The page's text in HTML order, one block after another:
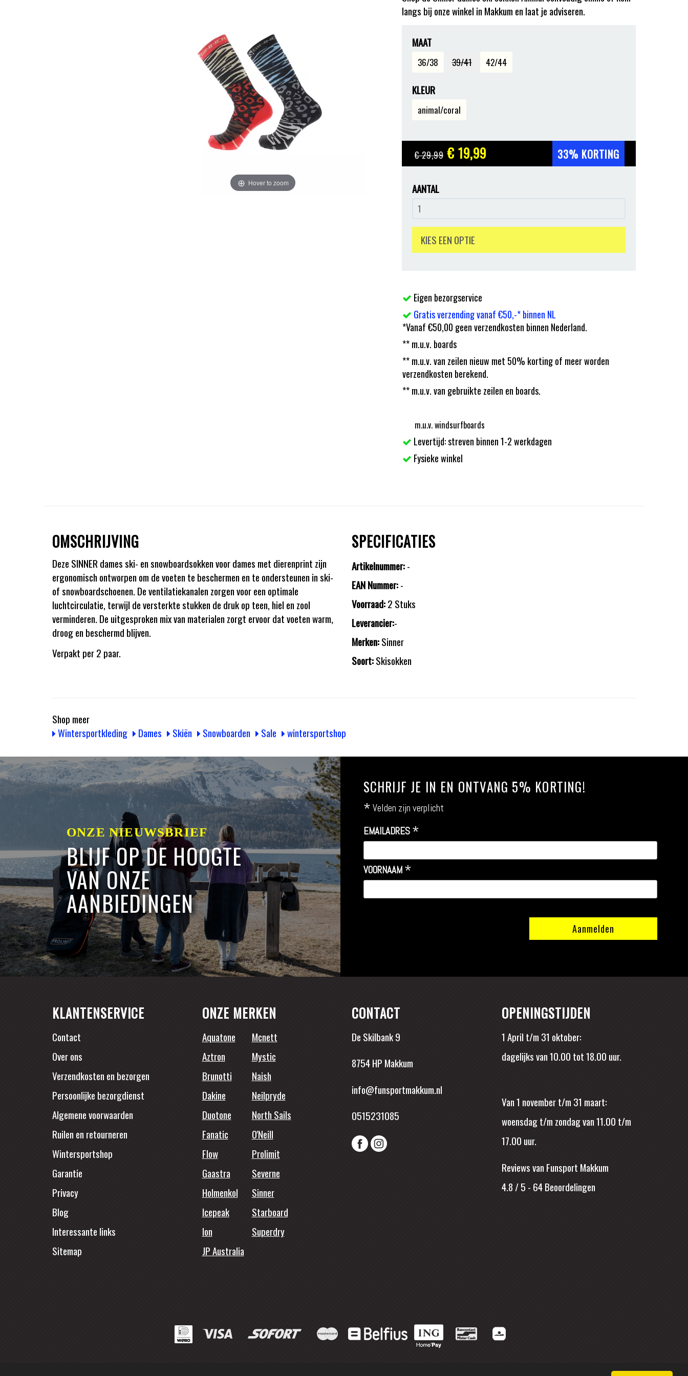
Hover to zoom
langs bij onze winkel in Makkum en laat je adviseren.
MAAT
36/38 39/41 42/44
KLEUR
animal/coral
€ 29,99€ 19,99 33% KORTING
AANTAL
KIES EEN OPTIE
Eigen bezorgservice
Gratis verzending vanaf €50,-* binnen NL
*Vanaf €50,00 geen verzendkosten binnen Nederland.
** m.u.v. boards
** m.u.v. van zeilen nieuw met 50% korting of meer worden
verzendkosten berekend.
** m.u.v. van gebruikte zeilen en boards.
m.u.v. windsurfboards
Levertijd: streven binnen 1-2 werkdagen
Fysieke winkel
OMSCHRIJVING
Deze SINNER dames ski- en snowboardsokken voor dames met dierenprint zijn
ergonomisch ontworpen om de voeten te beschermen en te ondersteunen in ski-
of snowboardschoenen. De ventilatiekanalen zorgen voor een optimale
luchtcirculatie, terwijl de versterkte stukken de druk op teen, hiel en zool
verminderen. De uitgesproken mix van materialen zorgt ervoor dat voeten warm,
droog en beschermd blijven.
Verpakt per 2 paar.
SPECIFICATIES
Artikelnummer:-
EAN Nummer:-
Voorraad:2 Stuks
Leverancier:-
Merken:Sinner
Soort:Skisokken
Shop meer
Wintersportkleding
Dames Skiën Snowboarden Sale wintersportshop
ONZE NIEUWSBRIEF
BLIJF OP DE HOOGTE
VAN ONZE
AANBIEDINGEN
SCHRIJF JE IN EN ONTVANG 5% KORTING!
* Velden zijn verplicht
EMAILADRES *
VOORNAAM *
KLANTENSERVICE
Contact
Over ons
Verzendkosten en bezorgen
Persoonlijke bezorgdienst
Algemene voorwaarden
Ruilen en retourneren
Wintersportshop
Garantie
Privacy
Blog
Interessante links
Sitemap
ONZE MERKEN
Aquatone
Mcnett
Aztron
Mystic
Brunotti
Naish
Dakine
Neilpryde
Duotone
North Sails
Fanatic
O'Neill
Flow
Prolimit
Gaastra
Severne
Holmenkol
Sinner
Icepeak
Starboard
Ion
Superdry
JP Australia
CONTACT
De Skilbank 9
8754 HP Makkum
info@funsportmakkum.nl
0515231085
OPENINGSTIJDEN
1 April t/m 31 oktober:
dagelijks van 10.00 tot 18.00 uur.
Van 1 november t/m 31 maart:
woensdag t/m zondag van 11.00 t/m
17.00 uur.
Reviews van Funsport Makkum
4.8 / 5 - 64Beoordelingen